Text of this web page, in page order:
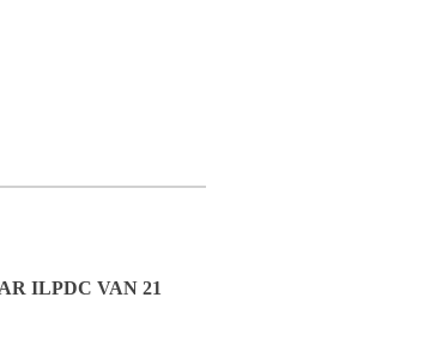
ILPDC VAN 21